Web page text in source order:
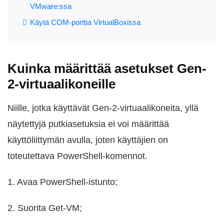
VMware:ssa
Käytä COM-porttia VirtualBoxissa
Kuinka määrittää asetukset Gen-
2-virtuaalikoneille
Niille, jotka käyttävät Gen-2-virtuaalikoneita, yllä
näytettyjä putkiasetuksia ei voi määrittää
käyttöliittymän avulla, joten käyttäjien on
toteutettava PowerShell-komennot.
1. Avaa PowerShell-istunto;
2. Suorita Get-VM;